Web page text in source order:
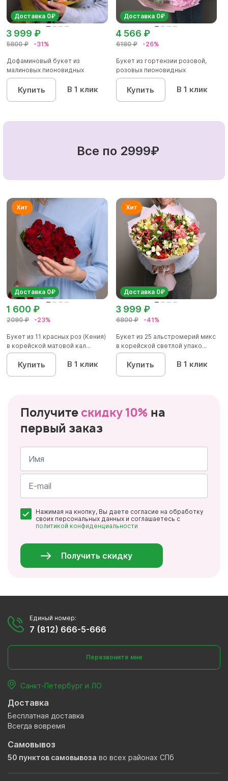
Доставка 0₽
5800 ₽ -31%
3 999 ₽
Дофаминовый букет из
малиновых пионовидных
кустовых роз...
Купить В 1 клик
Доставка 0₽
6180 ₽ -26%
4 566 ₽
Букет из гортензии розовой,
розовых пионовидных
кустовы...
Купить В 1 клик
Все по 2999₽
Доставка 0₽
2090 ₽ -23%
1 600 ₽
Букет из 11 красных роз (Кения)
в корейской матовой кал...
Купить В 1 клик
Доставка 0₽
6800 ₽ -41%
3 999 ₽
Букет из 25 альстромерий микс
в корейской светлой упако...
Купить В 1 клик
Получите скидку 10% на
первый заказ
Имя
*
Нажимая на кнопку, Вы даете согласие на обработку
своих персональных данных и соглашаетесь с
политикой конфиденциальности
Получить скидку
Единый номер:
7 (812) 666-5-666
Перезвоните мне
Санкт-Петербург и ЛО
Доставка
Бесплатная доставка
Всегда вовремя
Самовывоз
50 пунктов самовывоза во всех районах СПб